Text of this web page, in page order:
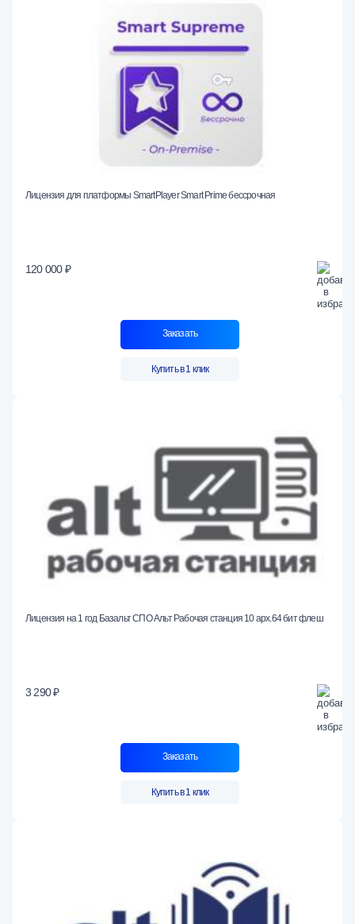
Лицензия для платформы SmartPlayer Smart Prime бессрочная
120 000 ₽
Заказать
Купить в 1 клик
Лицензия на 1 год Базальт СПО Альт Рабочая станция 10 арх.64 бит флеш
3 290 ₽
Заказать
Купить в 1 клик